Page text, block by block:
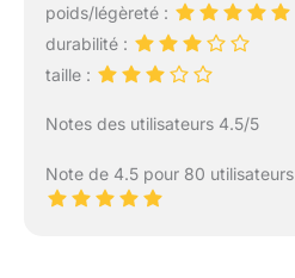
poids/légèreté :
durabilité :
taille :
Notes des utilisateurs 4.5/5
Note de 4.5 pour 80 utilisateurs